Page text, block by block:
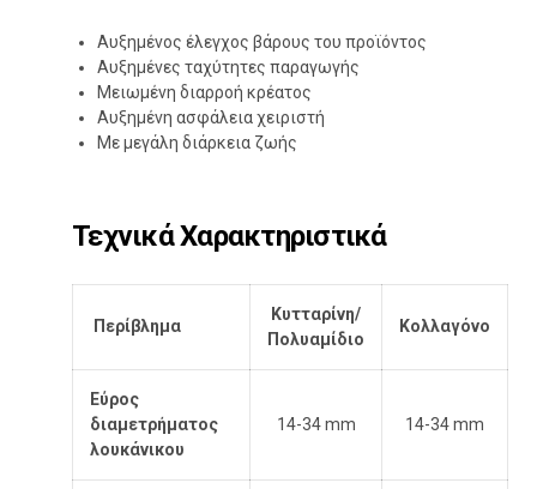
Αυξημένος έλεγχος βάρους του προϊόντος
Αυξημένες ταχύτητες παραγωγής
Μειωμένη διαρροή κρέατος
Αυξημένη ασφάλεια χειριστή
Με μεγάλη διάρκεια ζωής
Τεχνικά Χαρακτηριστικά
Περίβλημα
Κυτταρίνη/
Πολυαμίδιο
Κολλαγόνο
Εύρος
διαμετρήματος
λουκάνικου
14-34 mm 14-34 mm